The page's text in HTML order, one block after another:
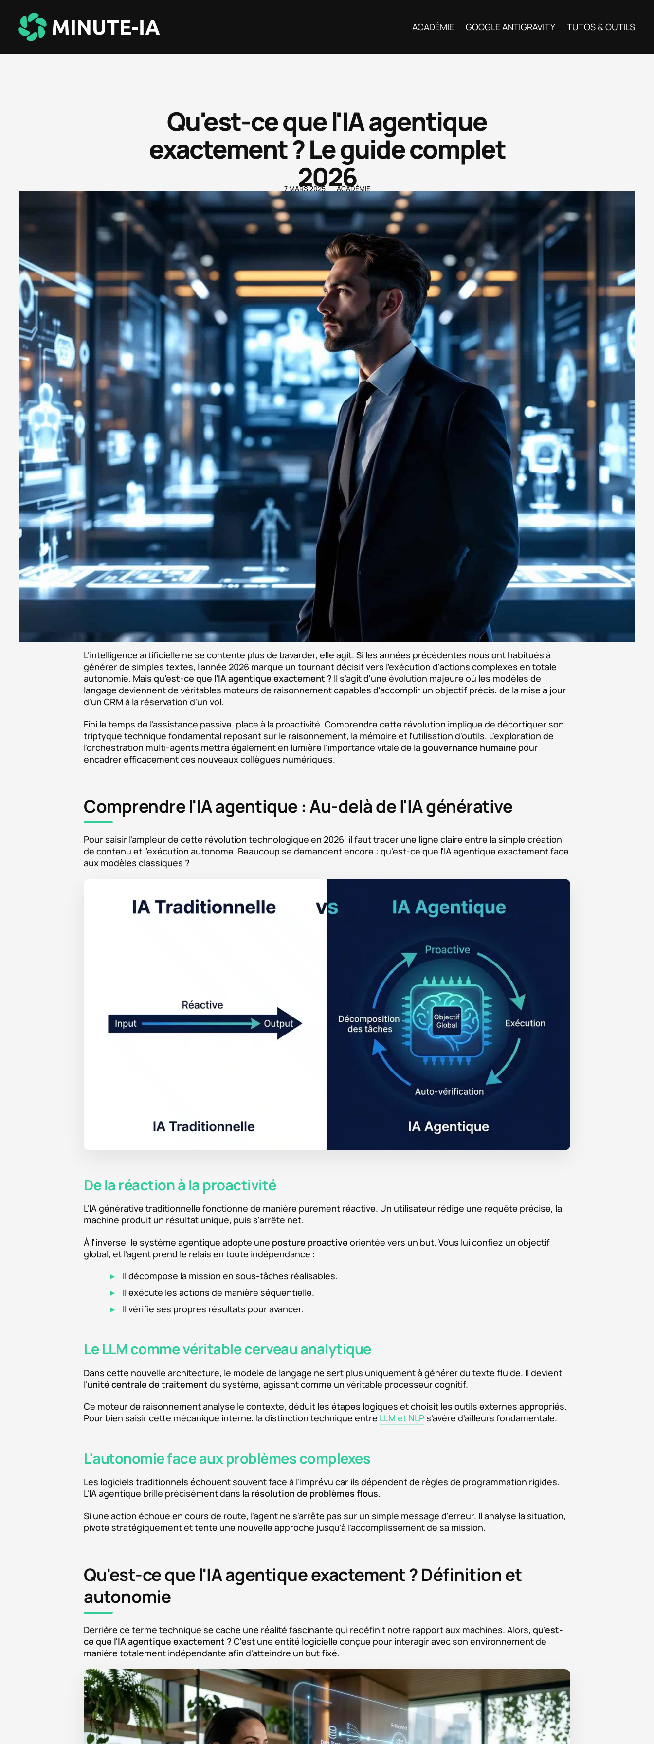
ACADÉMIE GOOGLE ANTIGRAVITY TUTOS & OUTILS
Qu'est-ce que l'IA agentique
exactement ? Le guide complet
2026
7 MARS 2025 ACADÉMIE
L'intelligence artificielle ne se contente plus de bavarder, elle agit. Si les années précédentes nous ont habitués à
générer de simples textes, l'année 2026 marque un tournant décisif vers l'exécution d'actions complexes en totale
autonomie. Mais qu'est-ce que l'IA agentique exactement ? Il s'agit d'une évolution majeure où les modèles de
langage deviennent de véritables moteurs de raisonnement capables d'accomplir un objectif précis, de la mise à jour
d'un CRM à la réservation d'un vol.
Fini le temps de l'assistance passive, place à la proactivité. Comprendre cette révolution implique de décortiquer son
triptyque technique fondamental reposant sur le raisonnement, la mémoire et l'utilisation d'outils. L'exploration de
l'orchestration multi-agents mettra également en lumière l'importance vitale de la gouvernance humaine pour
encadrer efficacement ces nouveaux collègues numériques.
Comprendre l'IA agentique : Au-delà de l'IA générative
Pour saisir l'ampleur de cette révolution technologique en 2026, il faut tracer une ligne claire entre la simple création
de contenu et l'exécution autonome. Beaucoup se demandent encore : qu'est-ce que l'IA agentique exactement face
aux modèles classiques ?
De la réaction à la proactivité
L'IA générative traditionnelle fonctionne de manière purement réactive. Un utilisateur rédige une requête précise, la
machine produit un résultat unique, puis s'arrête net.
À l'inverse, le système agentique adopte une posture proactive orientée vers un but. Vous lui confiez un objectif
global, et l'agent prend le relais en toute indépendance :
Il décompose la mission en sous-tâches réalisables.
Il exécute les actions de manière séquentielle.
Il vérifie ses propres résultats pour avancer.
Le LLM comme véritable cerveau analytique
Dans cette nouvelle architecture, le modèle de langage ne sert plus uniquement à générer du texte fluide. Il devient
l'unité centrale de traitement du système, agissant comme un véritable processeur cognitif.
Ce moteur de raisonnement analyse le contexte, déduit les étapes logiques et choisit les outils externes appropriés.
Pour bien saisir cette mécanique interne, la distinction technique entre LLM et NLPs'avère d'ailleurs fondamentale.
L'autonomie face aux problèmes complexes
Les logiciels traditionnels échouent souvent face à l'imprévu car ils dépendent de règles de programmation rigides.
L'IA agentique brille précisément dans la résolution de problèmes flous.
Si une action échoue en cours de route, l'agent ne s'arrête pas sur un simple message d'erreur. Il analyse la situation,
pivote stratégiquement et tente une nouvelle approche jusqu'à l'accomplissement de sa mission.
Qu'est-ce que l'IA agentique exactement ? Définition et
autonomie
Derrière ce terme technique se cache une réalité fascinante qui redéfinit notre rapport aux machines. Alors, qu'est-
ce que l'IA agentique exactement ? C'est une entité logicielle conçue pour interagir avec son environnement de
manière totalement indépendante afin d'atteindre un but fixé.